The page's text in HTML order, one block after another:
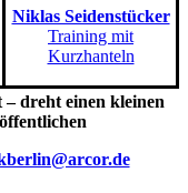
Niklas Seidenstücker
Training mit
Kurzhanteln
dreht einen kleinen